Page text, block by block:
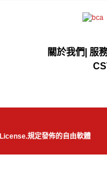
關於我們
服
規定發佈的自由軟體